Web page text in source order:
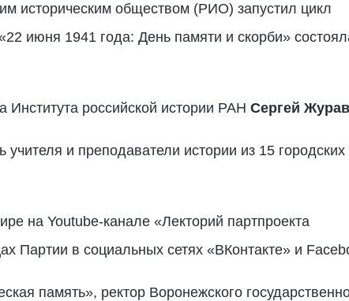
историческим обществом (РИО) запустил цикл
июня 1941 года: День памяти и скорби»
российской истории РАН Сергей
и преподаватели истории из 15
на Youtube-канале «Лекторий партпроекта
Партии в социальных сетях «ВКонтакте» и
память», ректор Воронежского